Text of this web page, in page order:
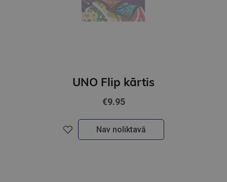
UNO Flip kārtis
€9.95
Nav noliktavā